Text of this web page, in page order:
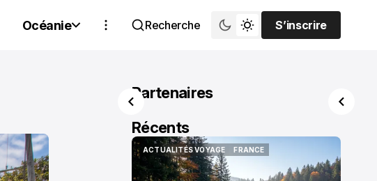
Océanie Recherche
S’inscrire
S’inscrire
Partenaires
Récents
ACTUALITÉS VOYAGE
ACTUALITÉS VOYAGE
FRANCE